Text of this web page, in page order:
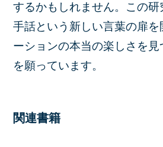
するかもしれません。この研
手話という新しい言葉の扉
ーションの本当の楽しさを見
を願っています。
関連書籍